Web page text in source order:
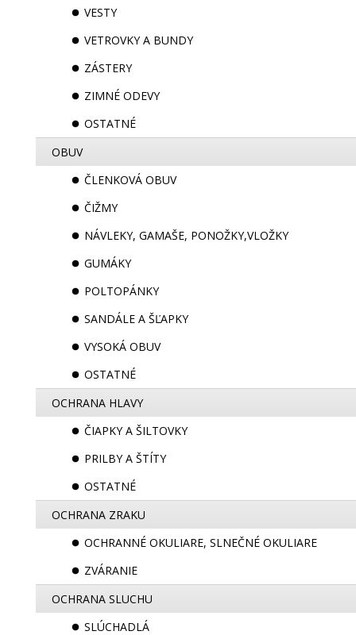
VESTY
VETROVKY A BUNDY
ZÁSTERY
ZIMNÉ ODEVY
OSTATNÉ
OBUV
ČLENKOVÁ OBUV
ČIŽMY
NÁVLEKY, GAMAŠE, PONOŽKY,VLOŽKY
GUMÁKY
POLTOPÁNKY
SANDÁLE A ŠĽAPKY
VYSOKÁ OBUV
OSTATNÉ
OCHRANA HLAVY
ČIAPKY A ŠILTOVKY
PRILBY A ŠTÍTY
OSTATNÉ
OCHRANA ZRAKU
OCHRANNÉ OKULIARE, SLNEČNÉ OKULIARE
ZVÁRANIE
OCHRANA SLUCHU
SLÚCHADLÁ